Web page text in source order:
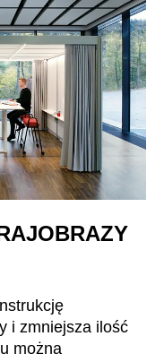
i zmniejsza ilość
można